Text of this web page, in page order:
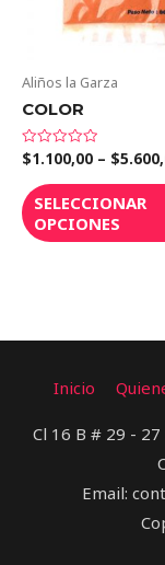
Aliños la Garza
COLOR
Valorado
en
de
5
$1.100,00 – $
SELECCIONAR
OPCIONES
Inicio
Cl 16 B # 29 -
Email: